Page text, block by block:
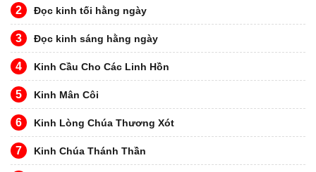
2 Đọc kinh tối hằng ngày
3 Đọc kinh sáng hằng ngày
4 Kinh Cầu Cho Các Linh Hồn
5 Kinh Mân Côi
6 Kinh Lòng Chúa Thương Xót
7 Kinh Chúa Thánh Thần